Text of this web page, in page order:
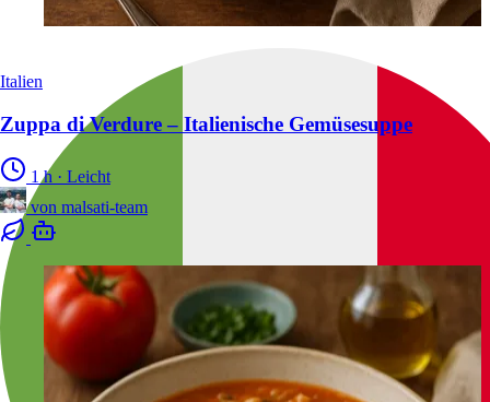
Italien
Zuppa di Verdure – Italienische Gemüsesuppe
1 h · Leicht
von malsati-team